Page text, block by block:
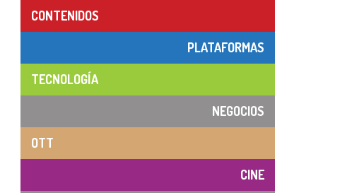
CONTENIDOS
PLATAFORMAS
TECNOLOGÍA
NEGOCIOS
OTT
CINE